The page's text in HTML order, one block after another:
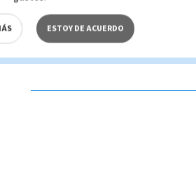
de TELEDIARIO; su reproducción no
ESTOY DE ACUERDO